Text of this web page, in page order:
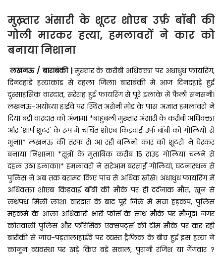
मुख़्तार अंसारी के शूटर शोएब उर्फ़ बॉबी की
गोली मारकर हत्या, हमलावरों ने कार को
बनाया निशाना
लखनऊ / बाराबंकी |मुख्तार के करीबी अधिवक्ता पर अंधाधुंध फायरिंग,
दिनदहाड़े हत्याकांड से दहला जिला। बाराबंकी में आज दिनदहाड़े हुई
दुस्साहसिक वारदात, सरेराह हुई फायरिंग से पूरे इलाके में फैली सनसनी।
लखनऊ-अयोध्या हाईवे पर स्थित असेनी मोड़ के पास अज्ञात हमलावरों ने
दिया बड़ी वारदात को अंजाम। *बाहुबली मुख्तार अंसारी के करीबी अधिवक्ता
और 'शार्प शूटर' के रूप में चर्चित शोएब किडवाई उर्फ बॉबी को गोलियों से
भूना।* लखनऊ की तरफ से आ रही बलिनो कार को शूटरों ने घेरकर
बनाया निशाना। *सूत्रों के मुताबिक करीब 15 राउंड गोलियां चलने से
दहल उठा इलाका।* हमलावरों ने सरेआम बरसाईं गोलियां, घटनास्थल से
पुलिस ने अब तक बरामद किए पांच से अधिक खोखे। अंधाधुंध फायरिंग में
अधिवक्ता शोएब किडवाई बॉबी की मौके पर ही दर्दनाक मौत, खून से
लथपथ मिली लाश। वारदात के बाद पूरे जिले में मचा हड़कंप, पुलिस
महकमे के आला अधिकारी भारी फोर्स के साथ मौके पर मौजूद। नगर
कोतवाली पुलिस और फॉरेंसिक एक्सपर्ट्स की टीम मौके पर कर रही
बारीकी से जांच-पड़ताल।हाईवे पर व्यस्त ट्रैफिक के बीच हुई इस हत्या ने
कानून व्यवस्था पर खड़े किए बड़े सवाल, पुरानी रंजिश या गैंगवार ?